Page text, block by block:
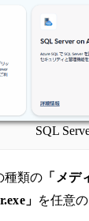
SQL
種類の 「メデ
」 を任意